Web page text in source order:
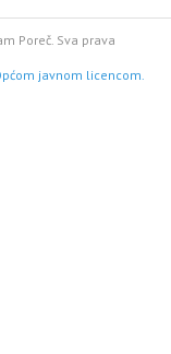
Poreč. Sva prava
javnom licencom.